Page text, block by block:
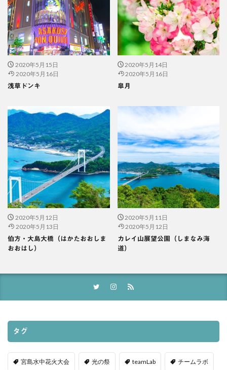
2020年5月15日
2020年5月16日
浅草ドンキ
2020年5月14日
2020年5月16日
皐月
2020年5月12日
2020年5月13日
伯方・大島大橋（はかたおおしま
おおはし）
2020年5月11日
2020年5月12日
カレイ山展望公園（しまなみ海
道）
タグ
宮島水中花火大会 光の祭 teamLab チームラボ